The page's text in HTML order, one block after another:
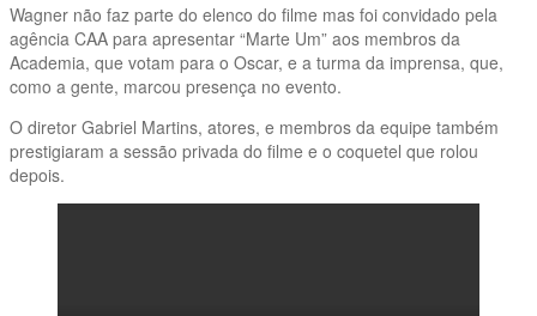
Wagner não faz parte do elenco do filme mas foi convidado pela
agência CAA para apresentar “Marte Um” aos membros da
Academia, que votam para o Oscar, e a turma da imprensa, que,
como a gente, marcou presença no evento.
O diretor Gabriel Martins, atores, e membros da equipe também
prestigiaram a sessão privada do filme e o coquetel que rolou
depois.